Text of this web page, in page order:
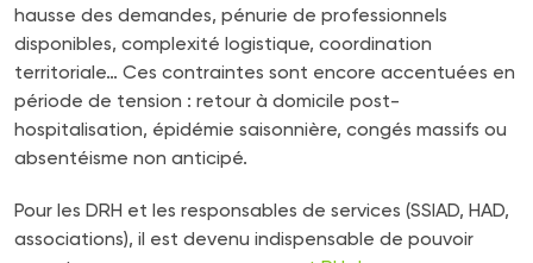
hausse des demandes, pénurie de professionnels
disponibles, complexité logistique, coordination
territoriale… Ces contraintes sont encore accentuées en
période de tension : retour à domicile post-
hospitalisation, épidémie saisonnière, congés massifs ou
absentéisme non anticipé.
Pour les DRH et les responsables de services (SSIAD, HAD,
associations), il est devenu indispensable de pouvoir